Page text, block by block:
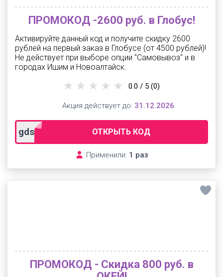
ПРОМОКОД -2600 руб. в Глобус!
Активируйте данный код и получите скидку 2600
рублей на первый заказ в Глобусе (от 4500 рублей)!
Не действует при выборе опции "Самовывоз" и в
городах Ишим и Новоалтайск.
gdsglobus2600 ОТКРЫТЬ КОД
Применили: 1 раз
0.0 / 5 (0)
Акция действует до: 31.12.2026
ПРОМОКОД - Скидка 800 руб. в